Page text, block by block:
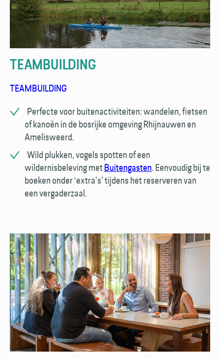
TEAMBUILDING
TEAMBUILDING
Perfecte voor buitenactiviteiten: wandelen, fietsen
of kanoën in de bosrijke omgeving Rhijnauwen en
Amelisweerd.
Wild plukken, vogels spotten of een
wildernisbeleving metBuitengasten. Eenvoudig bij te
boeken onder ‘extra’s’ tijdens het reserveren van
een vergaderzaal.